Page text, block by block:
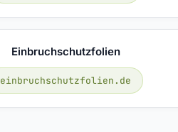
Einbruchschutzfolien
einbruchschutzfolien.de